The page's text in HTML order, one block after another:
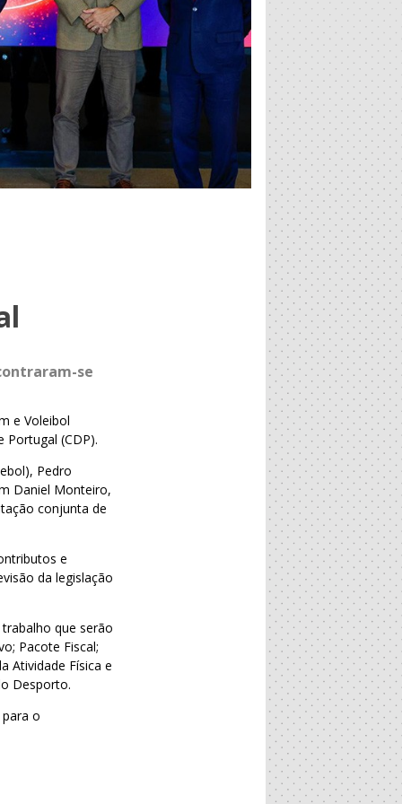
se
e Voleibol
(CDP).
Pedro
Daniel Monteiro,
conjunta de
e
da legislação
que serão
Pacote Fiscal;
Atividade Física e
Desporto.
o